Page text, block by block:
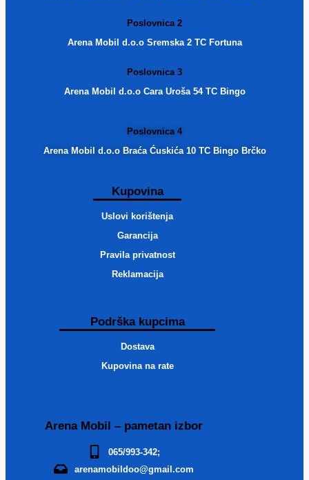
Poslovnica 2
Arena Mobil d.o.o Sremska 2 TC Fortuna
Poslovnica 3
Arena Mobil d.o.o Cara Uroša 54 TC Bingo
Poslovnica 4
Arena Mobil d.o.o Braća Ćuskića 10 TC Bingo Brčko
Kupovina
Uslovi korištenja
Garancija
Pravila privatnost
Reklamacija
Podrška kupcima
Dostava
Kupovina na rate
Arena Mobil – pametan izbor
065/993-342;
arenamobildoo@gmail.com